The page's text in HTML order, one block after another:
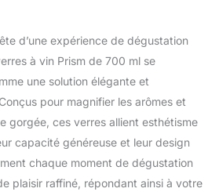
d’une expérience de dégustation
à vin Prism de 700 ml se
une solution élégante et
pour magnifier les arômes et
gorgée, ces verres allient esthétisme
capacité généreuse et leur design
chaque moment de dégustation
plaisir raffiné, répondant ainsi à votre